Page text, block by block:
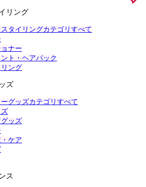
リング
タイリングカテゴリすべて
ナー
ント・ヘアパック
ング
ズ
グッズカテゴリすべて
ッズ
ケア
ス